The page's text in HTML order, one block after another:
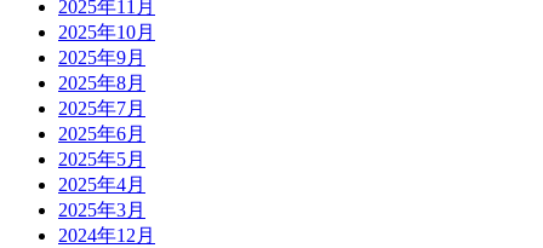
2025年11月
2025年10月
2025年9月
2025年8月
2025年7月
2025年6月
2025年5月
2025年4月
2025年3月
2024年12月